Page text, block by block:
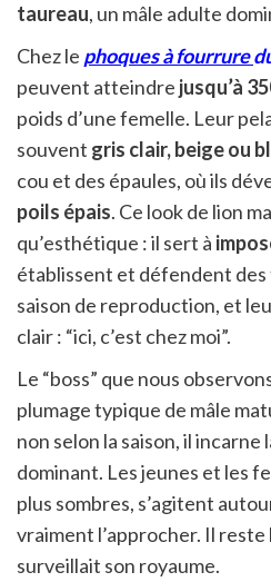
taureau, un mâle adulte
Chez le phoques à fourrure
peuvent atteindre jusqu’à
poids d’une femelle. Leur
souvent gris clair, beige ou
cou et des épaules, où ils
poils épais. Ce look de lion
qu’esthétique : il sert à
établissent et défendent
saison de reproduction, et
clair : “ici, c’est chez moi”.
Le “boss” que nous
plumage typique de mâle
non selon la saison, il
dominant. Les jeunes et les
plus sombres, s’agitent
vraiment l’approcher. Il reste
surveillait son royaume.